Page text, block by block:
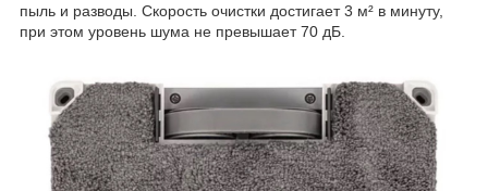
пыль и разводы. Скорость очистки достигает 3 м² в минуту,
при этом уровень шума не превышает 70 дБ.